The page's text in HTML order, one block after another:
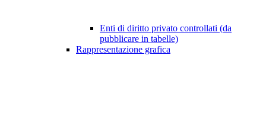
Enti di diritto privato controllati (da
pubblicare in tabelle)
Rappresentazione grafica